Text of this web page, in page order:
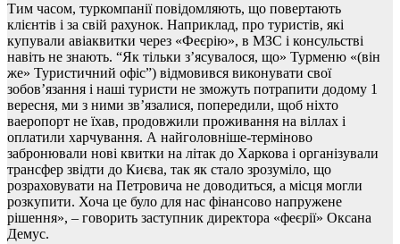
Тим часом, туркомпанії повідомляють, що повертають
клієнтів і за свій рахунок. Наприклад, про туристів, які
купували авіаквитки через «Феєрію», в МЗС і консульстві
навіть не знають. “Як тільки з’ясувалося, що» Турменю «(він
же» Туристичний офіс”) відмовився виконувати свої
зобов’язання і наші туристи не зможуть потрапити додому 1
вересня, ми з ними зв’язалися, попередили, щоб ніхто
ваеропорт не їхав, продовжили проживання на віллах і
оплатили харчування. А найголовніше-терміново
забронювали нові квитки на літак до Харкова і організували
трансфер звідти до Києва, так як стало зрозуміло, що
розраховувати на Петровича не доводиться, а місця могли
розкупити. Хоча це було для нас фінансово напружене
рішення», – говорить заступник директора «феєрії» Оксана
Демус.